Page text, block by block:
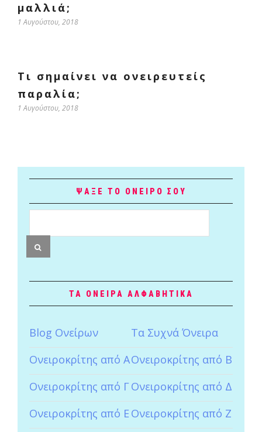
μαλλιά;
1 Αυγούστου, 2018
Τι σημαίνει να ονειρευτείς
παραλία;
1 Αυγούστου, 2018
ΨΑΞΕ ΤΟ ΟΝΕΙΡΟ ΣΟΥ
ΤΑ ΟΝΕΙΡΑ ΑΛΦΑΒΗΤΙΚΑ
Blog Ονείρων
Tα Συχνά Όνειρα
Ονειροκρίτης από ΑΟνειροκρίτης από Β
Ονειροκρίτης από ΓΟνειροκρίτης από Δ
Ονειροκρίτης από Ε Ονειροκρίτης από Ζ